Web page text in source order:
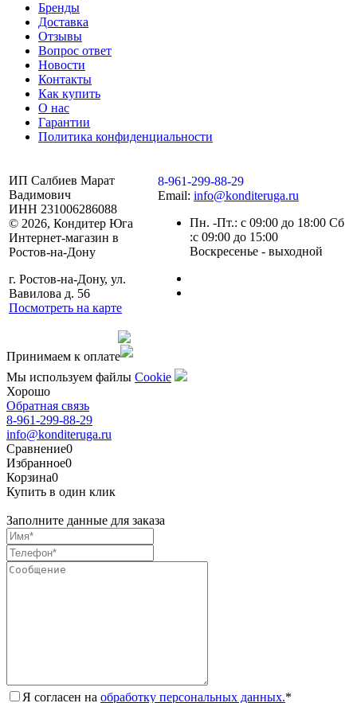
Бренды
Доставка
Отзывы
Вопрос ответ
Новости
Контакты
Как купить
О нас
Гарантии
Политика конфиденциальности
ИП Салбиев Марат
Вадимович
ИНН 231006286088
© 2026, Кондитер Юга
Интернет-магазин в
Ростов-на-Дону
г. Ростов-на-Дону, ул.
Вавилова д. 56
Посмотреть на карте
8-961-299-88-29
Email: info@konditeruga.ru
Пн. -Пт.: с 09:00 до 18:00 Сб
:с 09:00 до 15:00
Воскресенье - выходной
Принимаем к оплате
Мы используем файлы Сookie
Хорошо
Обратная связь
8-961-299-88-29
info@konditeruga.ru
Сравнение0
Избранное0
Корзина0
Купить в один клик
Заполните данные для заказа
Я согласен на обработку персональных данных.*